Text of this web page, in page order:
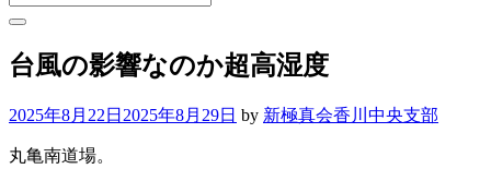
台風の影響なのか超高湿度
2025年8月22日 2025年8月29日 by 新極真会香川中央支部
丸亀南道場。